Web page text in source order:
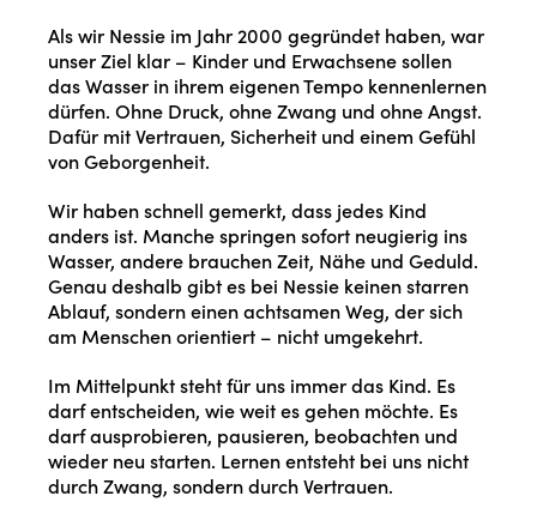
Als wir Nessie im Jahr 2000 gegründet haben, war
unser Ziel klar – Kinder und Erwachsene sollen
das Wasser in ihrem eigenen Tempo kennenlernen
dürfen. Ohne Druck, ohne Zwang und ohne Angst.
Dafür mit Vertrauen, Sicherheit und einem Gefühl
von Geborgenheit.
Wir haben schnell gemerkt, dass jedes Kind
anders ist. Manche springen sofort neugierig ins
Wasser, andere brauchen Zeit, Nähe und Geduld.
Genau deshalb gibt es bei Nessie keinen starren
Ablauf, sondern einen achtsamen Weg, der sich
am Menschen orientiert – nicht umgekehrt.
Im Mittelpunkt steht für uns immer das Kind. Es
darf entscheiden, wie weit es gehen möchte. Es
darf ausprobieren, pausieren, beobachten und
wieder neu starten. Lernen entsteht bei uns nicht
durch Zwang, sondern durch Vertrauen.